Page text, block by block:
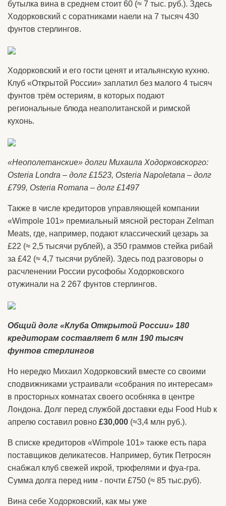
бутылка вина в среднем стоит 60 (≈ 7 тыс. руб.). Здесь
Ходорковский с соратниками наели на 7 тысяч 430
фунтов стерлингов.
Ходорковский и его гости ценят и итальянскую кухню.
Клуб «Открытой России» заплатил без малого 4 тысяч
фунтов трём остериям, в которых подают
региональные блюда неаполитанской и римской
кухонь.
«Неополетанские» долги Михаила Ходорковскорго:
Osteria Londra – долг £1523, Osteria Napoletana – долг
£799, Osteria Romana – долг £1497
Также в числе кредиторов управляющей компании
«Wimpole 101» премиальный мясной ресторан Zelman
Meats, где, например, подают классический цезарь за
£22 (≈ 2,5 тысячи рублей), а 350 граммов стейка рибай
за £42 (≈ 4,7 тысячи рублей). Здесь под разговоры о
расчленении России русофобы Ходорковского
отужинали на 2 267 фунтов стерлингов.
Общий долг «Клуба Открытой России» 180
кредиторам составляет 6 млн 190 тысяч
фунтов стерлингов
Но нередко Михаил Ходорковский вместе со своими
сподвижниками устраивали «собрания по интересам»
в просторных комнатах своего особняка в центре
Лондона. Долг перед службой доставки еды Food Hub к
апрелю составил ровно £30,000 (≈3,4 млн руб.).
В списке кредиторов «Wimpole 101» также есть пара
поставщиков деликатесов. Например, бутик Петросян
снабжал клуб свежей икрой, трюфелями и фуа-гра.
Сумма долга перед ним - почти £750 (≈ 85 тыс.руб).
Вина себе Ходорковский, как мы уже